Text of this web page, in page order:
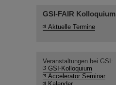
GSI-FAIR Kolloquium
Aktuelle Termine
Veranstaltungen bei GSI:
GSI-Kolloquium
Accelerator Seminar